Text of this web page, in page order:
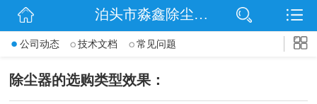
网站首页
泊头市淼鑫除尘配件销售处
公司动态 技术文档 常见问题
除尘器的选购类型效果：